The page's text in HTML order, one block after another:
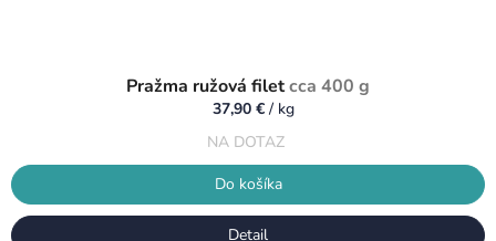
Pražma ružová filetcca 400 g
37,90 € / kg
NA DOTAZ
Do košíka
Detail